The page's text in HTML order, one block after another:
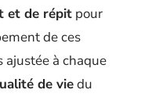
et de répit pour
de ces
à chaque
de viedu